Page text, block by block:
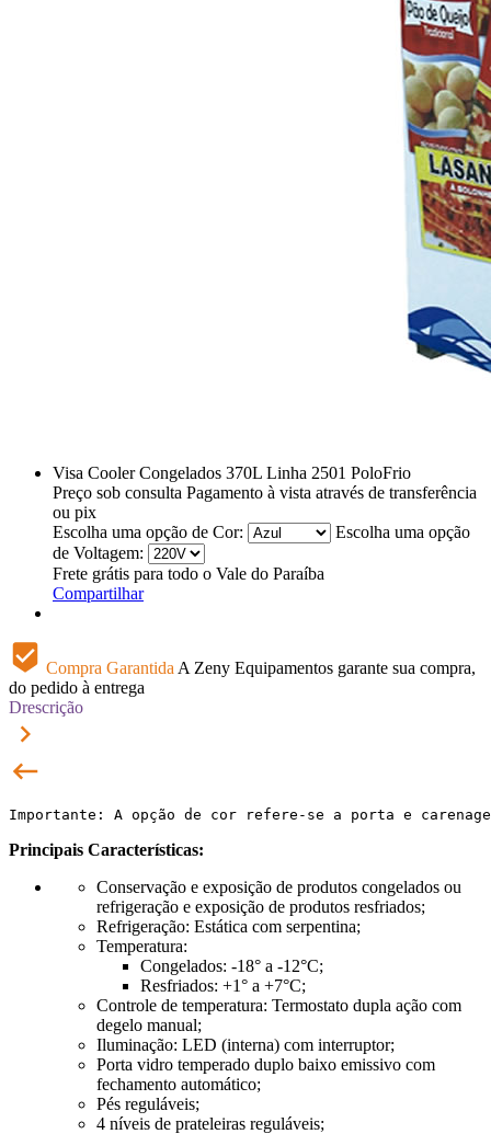
Visa Cooler Congelados 370L Linha 2501 PoloFrio
Preço sob consulta Pagamento à vista através de transferência
ou pix
Escolha uma opção de Cor:
Escolha uma opção
de Voltagem:
Frete grátis para todo o Vale do Paraíba
Compartilhar
beenhere Compra Garantida A Zeny Equipamentos garante sua compra,
do pedido à entrega
Drescrição
keyboard_arrow_right
keyboard_backspace
Importante: A opção de cor refere-se a porta e
Principais Características:
Conservação e exposição de produtos congelados ou
refrigeração e exposição de produtos resfriados;
Refrigeração: Estática com serpentina;
Temperatura:
Congelados: -18° a -12°C;
Resfriados: +1° a +7°C;
Controle de temperatura: Termostato dupla ação com
degelo manual;
Iluminação: LED (interna) com interruptor;
Porta vidro temperado duplo baixo emissivo com
fechamento automático;
Pés reguláveis;
4 níveis de prateleiras reguláveis;